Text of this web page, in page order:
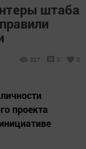
штаба
327 0 0
проекта